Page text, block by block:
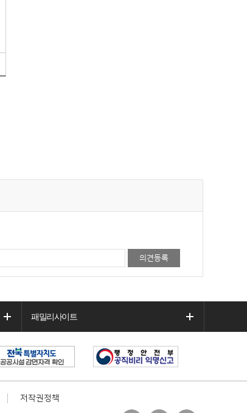
패밀리사이트
저작권정책